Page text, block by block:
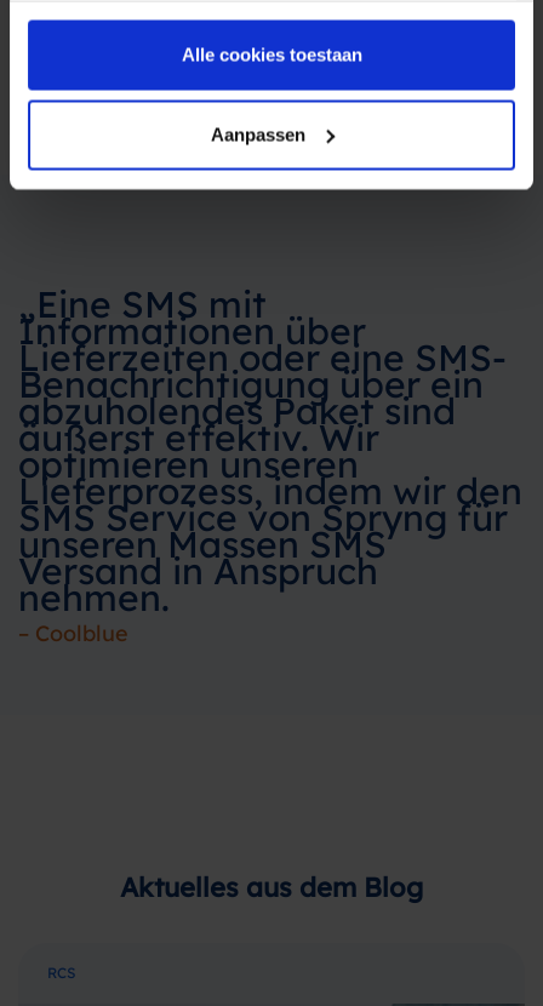
Alle cookies toestaan
Aanpassen
„Eine SMS mit
Informationen über
Lieferzeiten oder eine SMS-
Benachrichtigung über ein
abzuholendes Paket sind
äußerst effektiv. Wir
optimieren unseren
Lieferprozess, indem wir den
SMS Service von Spryng für
unseren Massen SMS
Versand in Anspruch
nehmen.
– Coolblue
Aktuelles aus dem Blog
RCS